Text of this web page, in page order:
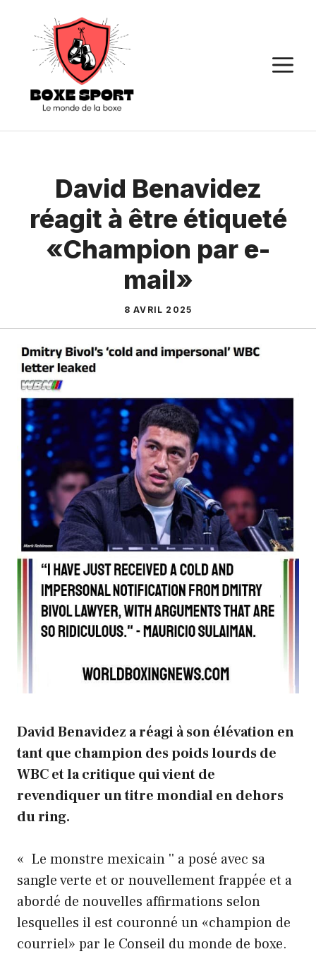
contenu
David Benavidez
réagit à être étiqueté
«Champion par e-
mail»
8 AVRIL 2025
David Benavidez a réagi à son élévation en
tant que champion des poids lourds de
WBC et la critique qui vient de
revendiquer un titre mondial en dehors
du ring.
« Le monstre mexicain '' a posé avec sa
sangle verte et or nouvellement frappée et a
abordé de nouvelles affirmations selon
lesquelles il est couronné un «champion de
courriel» par le Conseil du monde de boxe.